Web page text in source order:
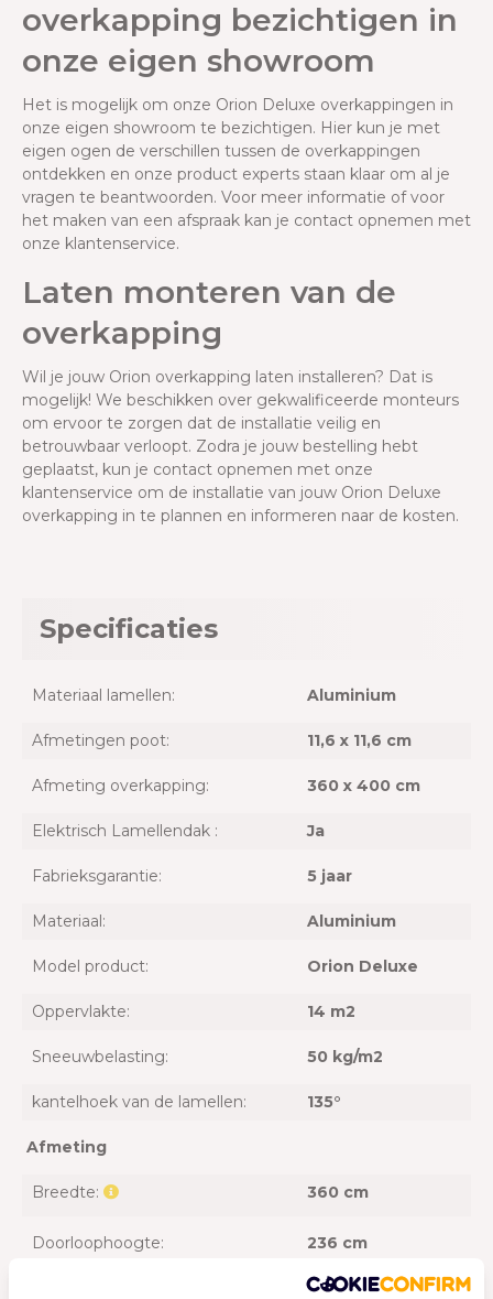
overkapping bezichtigen in
onze eigen showroom
Het is mogelijk om onze Orion Deluxe overkappingen in
onze eigen showroom te bezichtigen. Hier kun je met
eigen ogen de verschillen tussen de overkappingen
ontdekken en onze product experts staan klaar om al je
vragen te beantwoorden. Voor meer informatie of voor
het maken van een afspraak kan je contact opnemen met
onze klantenservice.
Laten monteren van de
overkapping
Wil je jouw Orion overkapping laten installeren? Dat is
mogelijk! We beschikken over gekwalificeerde monteurs
om ervoor te zorgen dat de installatie veilig en
betrouwbaar verloopt. Zodra je jouw bestelling hebt
geplaatst, kun je contact opnemen met onze
klantenservice om de installatie van jouw Orion Deluxe
overkapping in te plannen en informeren naar de kosten.
Specificaties
Materiaal lamellen: Aluminium
Afmetingen poot: 11,6 x 11,6 cm
Afmeting overkapping: 360 x 400 cm
Elektrisch Lamellendak : Ja
Fabrieksgarantie: 5 jaar
Materiaal: Aluminium
Model product: Orion Deluxe
Oppervlakte: 14 m2
Sneeuwbelasting: 50 kg/m2
kantelhoek van de lamellen: 135°
Afmeting
Breedte: 360 cm
Doorloophoogte: 236 cm
400 cm